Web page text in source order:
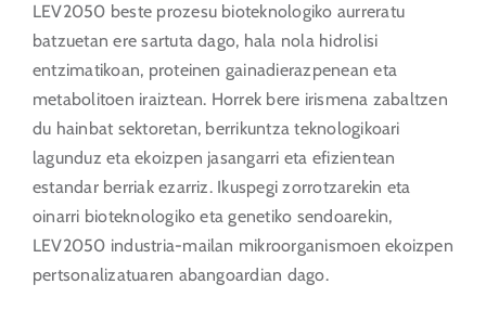
LEV2050 beste prozesu bioteknologiko aurreratu
batzuetan ere sartuta dago, hala nola hidrolisi
entzimatikoan, proteinen gainadierazpenean eta
metabolitoen iraiztean. Horrek bere irismena zabaltzen
du hainbat sektoretan, berrikuntza teknologikoari
lagunduz eta ekoizpen jasangarri eta efizientean
estandar berriak ezarriz. Ikuspegi zorrotzarekin eta
oinarri bioteknologiko eta genetiko sendoarekin,
LEV2050 industria-mailan mikroorganismoen ekoizpen
pertsonalizatuaren abangoardian dago.